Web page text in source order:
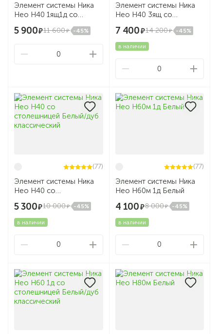
Элемент системы Ника
Нео Н40 1ящ1д со
классический
5 900 11 600 -45%
0
Элемент системы Ника
Нео Н40 3ящ со
классический
7 400 14 200 -45%
в наличии
0
(77)
Элемент системы Ника
Нео Н40 со
классический
5 300 10 000 -45%
в наличии
0
(77)
Элемент системы Ника
Нео Н60м 1д Белый
4 100 8 000 -45%
в наличии
0